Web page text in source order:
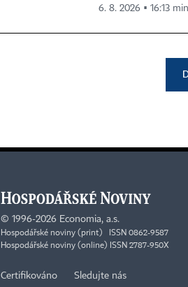
6. 8. 2026 ▪ 16:13
© 1996-2026 Economia, a.s.
Hospodářské noviny (print) ISSN 0862-9587
Hospodářské noviny (online) ISSN 2787-950X
Certifikováno Sledujte nás